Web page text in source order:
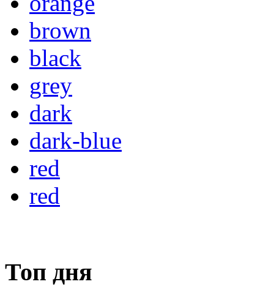
brown
black
grey
dark
dark-blue
red
red
Топ дня